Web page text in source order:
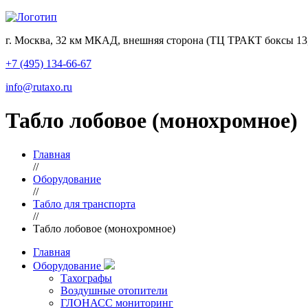
г. Москва, 32 км МКАД, внешняя сторона (ТЦ ТРАКТ боксы
+7 (495) 134-66-67
info@rutaxo.ru
Табло лобовое (монохромное)
Главная
//
Оборудование
//
Табло для транспорта
//
Табло лобовое (монохромное)
Главная
Оборудование
Тахографы
Воздушные отопители
ГЛОНАСС мониторинг